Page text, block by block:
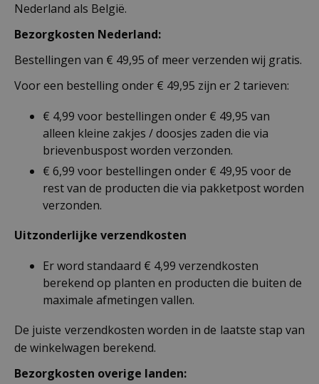
Nederland als België.
Bezorgkosten Nederland:
Bestellingen van € 49,95 of meer verzenden wij gratis.
Voor een bestelling onder € 49,95 zijn er 2 tarieven:
€ 4,99 voor bestellingen onder € 49,95 van
alleen kleine zakjes / doosjes zaden die via
brievenbuspost worden verzonden.
€ 6,99 voor bestellingen onder € 49,95 voor de
rest van de producten die via pakketpost worden
verzonden.
Uitzonderlijke verzendkosten
Er word standaard € 4,99 verzendkosten
berekend op planten en producten die buiten de
maximale afmetingen vallen.
De juiste verzendkosten worden in de laatste stap van
de winkelwagen berekend.
Bezorgkosten overige landen: